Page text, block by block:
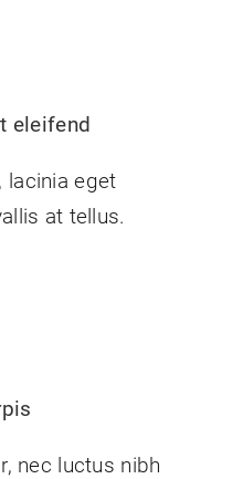
eleifend
lacinia eget
at tellus.
nec luctus nibh